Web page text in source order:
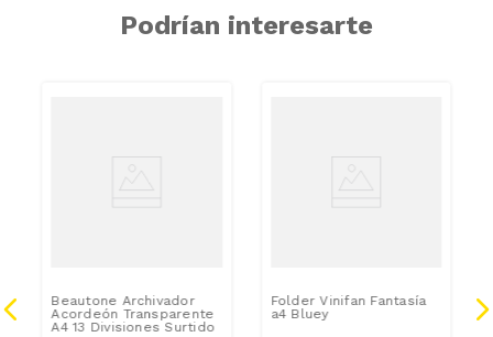
Podrían interesarte
Beautone Archivador
Acordeón Transparente
A4 13 Divisiones Surtido
Folder Vinifan Fantasía
a4 Bluey